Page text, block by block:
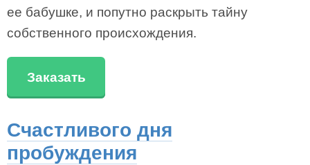
ее бабушке, и попутно раскрыть тайну
собственного происхождения.
Заказать
Счастливого дня
пробуждения